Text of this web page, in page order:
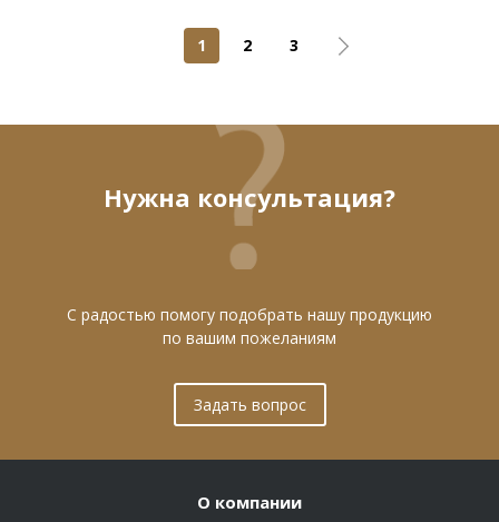
1 2 3
Нужна консультация?
С радостью помогу подобрать нашу продукцию
по вашим пожеланиям
Задать вопрос
О компании